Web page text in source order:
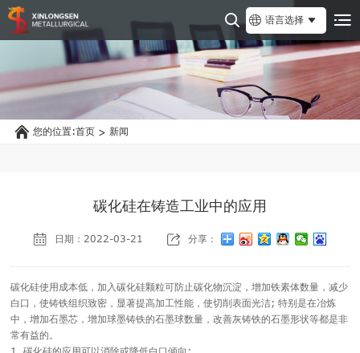
语言选择
您的位置:首页 >新闻
碳化硅在铸造工业中的应用
日期：2022-03-21 分享：
碳化硅使用成本低，加入碳化硅颗粒可防止碳化物沉淀，增加铁素体数量，减少
白口，使铸铁组织致密，显著提高加工性能，使切削表面光洁; 特别是在冶炼
中，增加石墨芯，增加球墨铸铁的石墨球数量，改善灰铸铁的石墨形状等都是非
常有益的。